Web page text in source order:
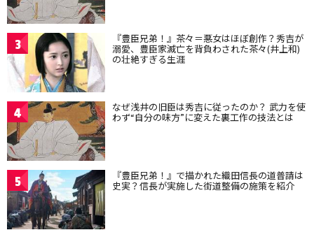
3 『豊臣兄弟！』茶々＝悪女はほぼ創作？秀吉が
溺愛、豊臣家滅亡を背負わされた茶々(井上和)
の壮絶すぎる生涯
4 なぜ浅井の旧臣は秀吉に従ったのか？ 武力を使
わず“自分の味方”に変えた裏工作の技法とは
5 『豊臣兄弟！』で描かれた織田信長の道普請は
史実？信長が実施した街道整備の施策を紹介